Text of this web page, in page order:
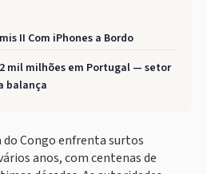
II Com iPhones a Bordo
mil milhões em Portugal — setor
balança
Congo enfrenta surtos
anos, com centenas de